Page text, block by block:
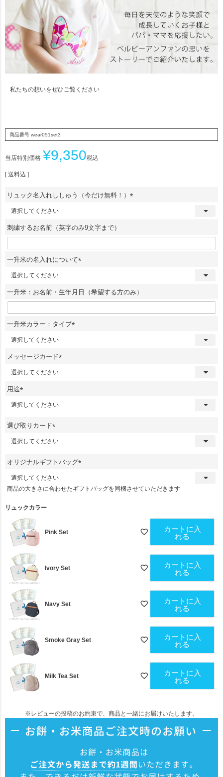
私たちの想いをぜひご覧ください
商品番号 wear051set3
当店特別価格 ¥9,350税込
送料込
リュック名入れししゅう（今だけ無料！）
)
刺繍するお名前（英字のみ9文字まで）
一升米の名入れについて
須
)
一升米：お名前・生年月日（希望する方のみ）
一升米カラー：タイプ
メッセージカード
用途
(
必
)
選び取りカード
オリジナルギフトバッグ
須
商品の大きさに合わせたギフトバッグを同梱させていただきます
リュックカラー
Pink Set
カートに入
れる
Ivory Set
カートに入
れる
Navy Set
カートに入
れる
Smoke Gray Set
カートに入
れる
Milk Tea Set
カートに入
れる
※レビューの投稿のお約束で、商品と一緒にお届けいたします。